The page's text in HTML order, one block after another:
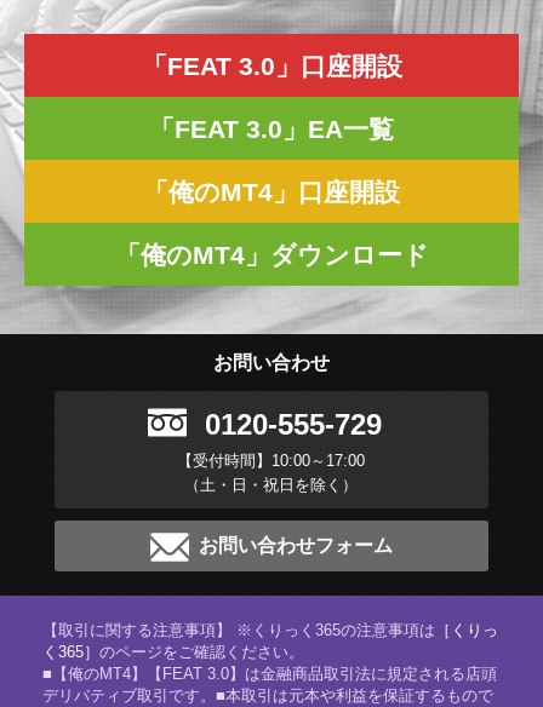
「FEAT 3.0」口座開設
「FEAT 3.0」EA一覧
「俺のMT4」口座開設
「俺のMT4」ダウンロード
お問い合わせ
0120-555-729
【受付時間】10:00～17:00
（土・日・祝日を除く）
お問い合わせフォーム
【取引に関する注意事項】 ※くりっく365の注意事項は ［くりっ
く365］ のページをご確認ください。
■【俺のMT4】【FEAT 3.0】は金融商品取引法に規定される店頭
デリバティブ取引です。■本取引は元本や利益を保証するもので